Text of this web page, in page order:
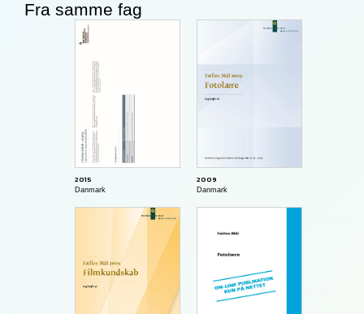
Fra samme fag
2015
Danmark
2009
Danmark